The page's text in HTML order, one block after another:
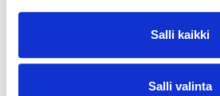
Salli kaikki
Salli valinta
Talviaktiviteetit
Lapsille & perheille